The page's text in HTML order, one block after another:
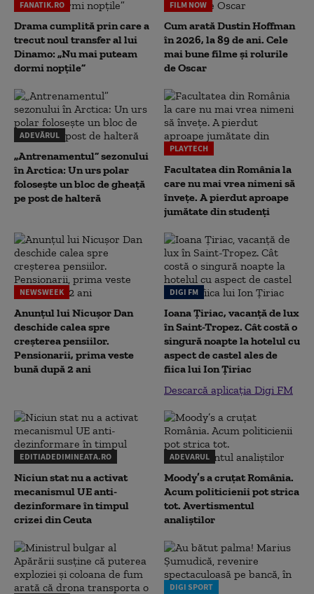
FANATIK.RO
Drama cumplită prin care a
trecut noul transfer al lui
Dinamo: „Nu mai puteam
dormi nopțile”
FILM NOW
Cum arată Dustin Hoffman
în 2026, la 89 de ani. Cele
mai bune filme și rolurile
de Oscar
ADEVĂRUL
„Antrenamentul” sezonului
în Arctica: Un urs polar
folosește un bloc de gheață
pe post de halteră
PLAYTECH
Facultatea din România la
care nu mai vrea nimeni să
înveţe. A pierdut aproape
jumătate din studenţi
NEWSWEEK
Anunțul lui Nicușor Dan
deschide calea spre
creșterea pensiilor.
Pensionarii, prima veste
bună după 2 ani
DIGI FM
Ioana Țiriac, vacanță de lux
în Saint-Tropez. Cât costă o
singură noapte la hotelul cu
aspect de castel ales de
fiica lui Ion Țiriac
Descarcă aplicația Digi FM
EDITIADEDIMINEATA.RO
Niciun stat nu a activat
mecanismul UE anti-
dezinformare în timpul
crizei din Ceuta
ADEVARUL
Moody’s a cruțat România.
Acum politicienii pot strica
tot. Avertismentul
analiștilor
DIGI SPORT